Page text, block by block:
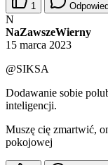
1
N
NaZawszeWierny
15 marca 2023
@SIKSA
Dodawanie sobie
inteligencji.
Muszę cię zmartwić,
pokojowej